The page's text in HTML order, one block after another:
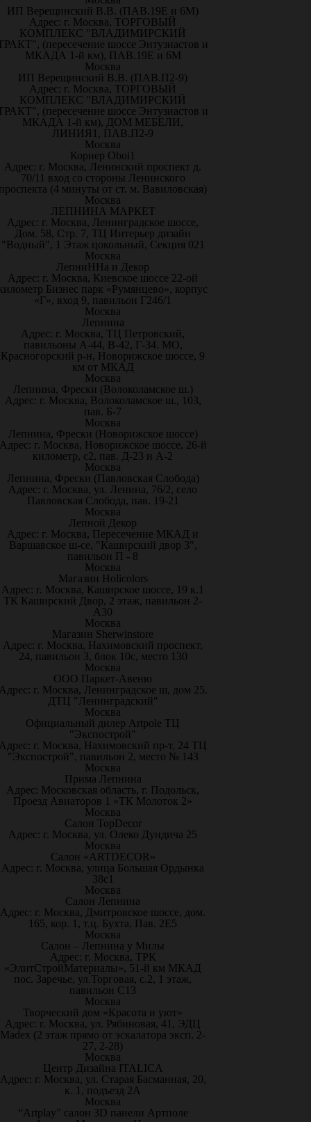
ИП Верещинский В.В. (ПАВ.19Е и 6М)
Адрес: г. Москва, ТОРГОВЫЙ
КОМПЛЕКС "ВЛАДИМИРСКИЙ
(пересечение шоссе Энтузиастов и
МКАДА 1-й км), ПАВ.19Е и 6М
Москва
ИП Верещинский В.В. (ПАВ.П2-9)
Адрес: г. Москва, ТОРГОВЫЙ
КОМПЛЕКС "ВЛАДИМИРСКИЙ
(пересечение шоссе Энтузиастов и
МКАДА 1-й км), ДОМ МЕБЕЛИ,
ЛИНИЯ1, ПАВ.П2-9
Москва
Корнер Oboi1
Адрес: г. Москва, Ленинский проспект д.
70/11 вход со стороны Ленинского
(4 минуты от ст. м. Вавиловская)
Москва
ЛЕПНИНА МАРКЕТ
Адрес: г. Москва, Ленинградское шоссе,
Дом. 58, Стр. 7, ТЦ Интерьер дизайн
"Водный", 1 Этаж цокольный, Секция 021
Москва
ЛепниННа и Декор
Адрес: г. Москва, Киевское шоссе 22-ой
Бизнес парк «Румянцево», корпус
«Г», вход 9, павильон Г246/1
Москва
Лепнина
Адрес: г. Москва, ТЦ Петровский,
павильоны А-44, В-42, Г-34. МО,
Красногорский р-н, Новорижское шоссе, 9
км от МКАД
Москва
Лепнина, Фрески (Волоколамское ш.)
Адрес: г. Москва, Волоколамское ш., 103,
пав. Б-7
Москва
Лепнина, Фрески (Новорижское шоссе)
г. Москва, Новорижское шоссе, 26-й
километр, с2, пав. Д-23 и А-2
Москва
Лепнина, Фрески (Павловская Слобода)
Адрес: г. Москва, ул. Ленина, 76/2, село
Павловская Слобода, пав. 19-21
Москва
Лепной Декор
Адрес: г. Москва, Пересечение МКАД и
Варшавское ш-се, "Каширский двор 3",
павильон П - 8
Москва
Магазин Holicolors
Адрес: г. Москва, Каширское шоссе, 19 к.1
ТК Каширский Двор, 2 этаж, павильон 2-
А30
Москва
Магазин Sherwinstore
Адрес: г. Москва, Нахимовский проспект,
24, павильон 3, блок 10с, место 130
Москва
ООО Паркет-Авeню
г. Москва, Ленинградское ш, дом 25.
ДТЦ "Ленинградский"
Москва
Официальный дилер Artpole ТЦ
"Экспострой"
г. Москва, Нахимовский пр-т, 24 ТЦ
"Экспострой", павильон 2, место № 143
Москва
Прима Лепнина
Адрес: Московская область, г. Подольск,
Проезд Авиаторов 1 «ТК Молоток 2»
Москва
Салон TopDecor
Адрес: г. Москва, ул. Олеко Дундича 25
Москва
Салон «ARTDECOR»
Адрес: г. Москва, улица Большая Ордынка
38с1
Москва
Салон Лепнина
Адрес: г. Москва, Дмитровское шоссе, дом.
165, кор. 1, т.ц. Бухта, Пав. 2Е5
Москва
Салон – Лепнина у Милы
Адрес: г. Москва, ТРК
«ЭлитСтройМатериалы», 51-й км МКАД
пос. Заречье, ул.Торговая, с.2, 1 этаж,
павильон С13
Москва
Творческий дом «Красота и уют»
Адрес: г. Москва, ул. Рябиновая, 41, ЭДЦ
Madex (2 этаж прямо от эскалатора эксп. 2-
27, 2-28)
Москва
Центр Дизайна ITALICA
Адрес: г. Москва, ул. Старая Басманная, 20,
к. 1, подъезд 2А
Москва
“Artplay” салон 3D панели Артполе